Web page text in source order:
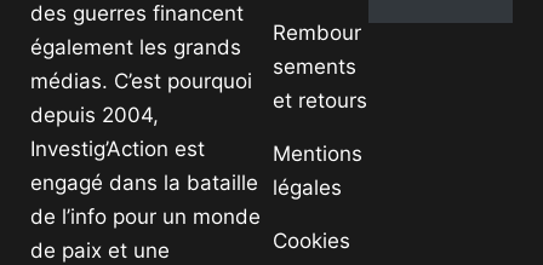
des guerres financent
également les grands
médias. C’est pourquoi
depuis 2004,
Investig’Action est
engagé dans la bataille
de l’info pour un monde
de paix et une
Rembour
sements
et retours
Mentions
légales
Cookies